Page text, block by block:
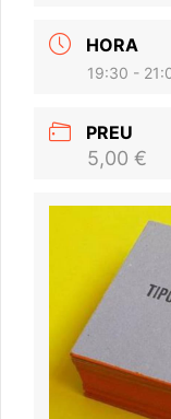
HORA
19:30 -
PREU
5,00 €